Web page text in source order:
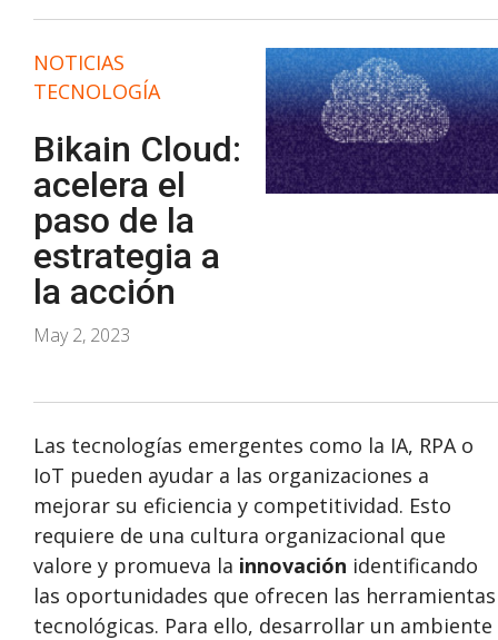
NOTICIAS
TECNOLOGÍA
Bikain Cloud:
acelera el
paso de la
estrategia a
la acción
May 2, 2023
Las tecnologías emergentes como la IA, RPA o
IoT pueden ayudar a las organizaciones a
mejorar su eficiencia y competitividad. Esto
requiere de una cultura organizacional que
valore y promueva la innovación identificando
las oportunidades que ofrecen las herramientas
tecnológicas. Para ello, desarrollar un ambiente